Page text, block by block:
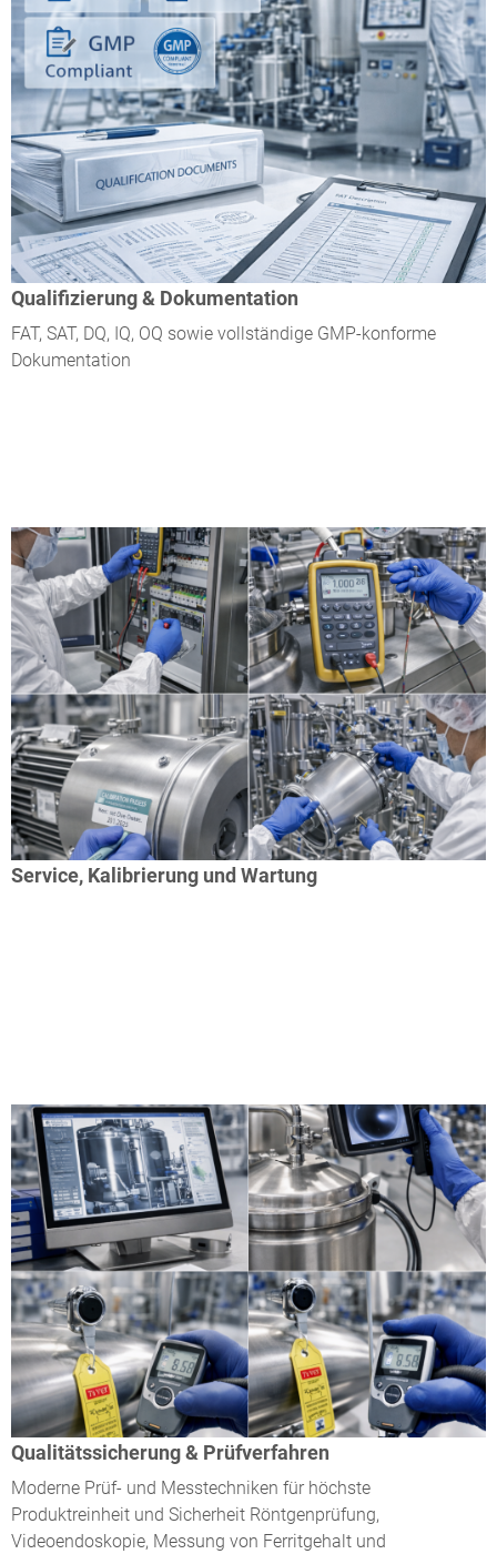
Qualifizierung & Dokumentation
FAT, SAT, DQ, IQ, OQ sowie vollständige GMP-konforme
Dokumentation
Service, Kalibrierung und Wartung
Qualitätssicherung & Prüfverfahren
Moderne Prüf- und Messtechniken für höchste
Produktreinheit und Sicherheit Röntgenprüfung,
Videoendoskopie, Messung von Ferritgehalt und